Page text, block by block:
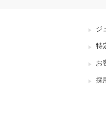
ジ
特
お
採